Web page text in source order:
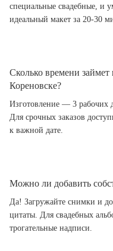
специальные свадебные, и
идеальный макет за 20-30
Сколько времени займет
Кореновске?
Изготовление — 3 рабочих
Для срочных заказов
к важной дате.
Можно ли добавить
Да! Загружайте снимки и
цитаты. Для свадебных
трогательные надписи.